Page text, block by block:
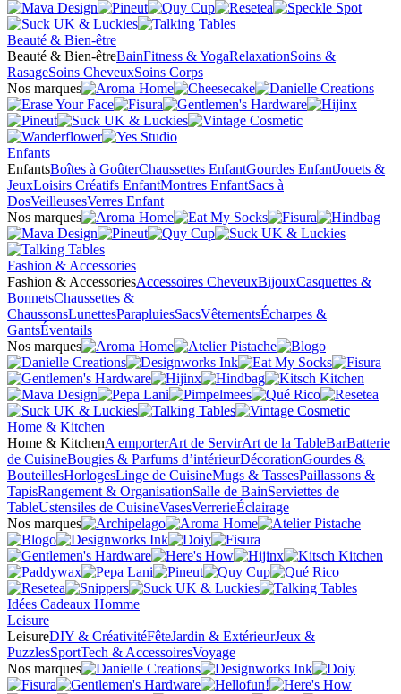
Beauté & Bien-être
Beauté & Bien-êtreBainFitness & YogaRelaxationSoins &
RasageSoins CheveuxSoins Corps
Nos marques
Enfants
EnfantsBoîtes à GoûterChaussettes EnfantGourdes EnfantJouets &
JeuxLoisirs Créatifs EnfantMontres EnfantSacs à
DosVeilleusesVerres Enfant
Nos marques
Fashion & Accessories
Fashion & AccessoriesAccessoires CheveuxBijouxCasquettes &
BonnetsChaussettes &
ChaussonsLunettesParapluiesSacsVêtementsÉcharpes &
GantsÉventails
Nos marques
Home & Kitchen
Home & KitchenA emporterArt de ServirArt de la TableBarBatterie
de CuisineBougies & Parfums d’intérieurDécorationGourdes &
BouteillesHorlogesLinge de CuisineMugs & TassesPaillassons &
TapisRangement & OrganisationSalle de BainServiettes de
TableUstensiles de CuisineVasesVerrerieÉclairage
Nos marques
Idées Cadeaux Homme
Leisure
LeisureDIY & CréativitéFêteJardin & ExtérieurJeux &
PuzzlesSportTech & AccessoiresVoyage
Nos marques